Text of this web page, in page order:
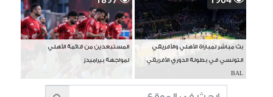
بث مباشر لمباراة الأهلي والأفريقي
التونسي في بطولة الدوري الأفريقي
BAL
المستبعدين من قائمة الأهلي
لمواجهة بيراميدز